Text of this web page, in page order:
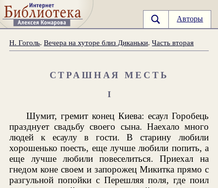
Авторы
Н. Гоголь.Вечера на хуторе близ Диканьки.Часть вторая
СТРАШНАЯ МЕСТЬ
I
Шумит, гремит конец Киева: есаул Горобець
празднует свадьбу своего сына. Наехало много
людей к есаулу в гости. В старину любили
хорошенько поесть, еще лучше любили попить, а
еще лучше любили повеселиться. Приехал на
гнедом коне своем и запорожец Микитка прямо с
разгульной попойки с Перешляя поля, где поил